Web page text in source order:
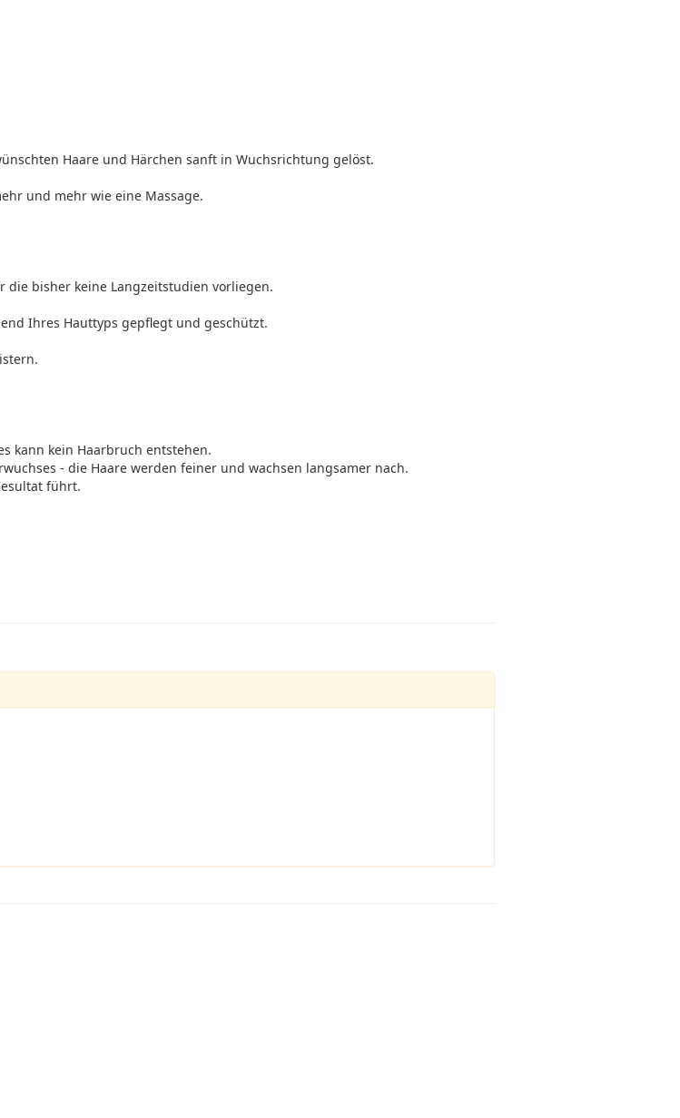
Haare und Härchen sanft in Wuchsrichtung gelöst.
und mehr wie eine Massage.
die bisher keine Langzeitstudien vorliegen.
Ihres Hauttyps gepflegt und geschützt.
kann kein Haarbruch entstehen.
- die Haare werden feiner und wachsen langsamer nach.
führt.